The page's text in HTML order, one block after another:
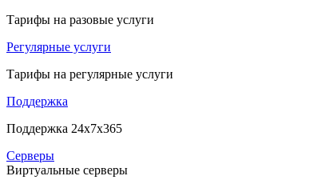
Тарифы на разовые услуги
Регулярные услуги
Тарифы на регулярные услуги
Поддержка
Поддержка 24x7x365
Серверы
Виртуальные серверы